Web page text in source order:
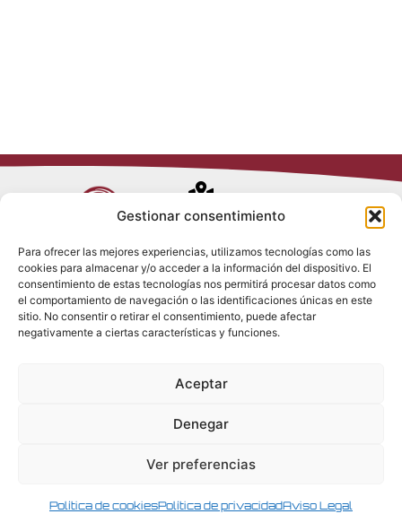
Gestionar consentimiento
Para ofrecer las mejores experiencias, utilizamos tecnologías como las
cookies para almacenar y/o acceder a la información del dispositivo. El
consentimiento de estas tecnologías nos permitirá procesar datos como
el comportamiento de navegación o las identificaciones únicas en este
sitio. No consentir o retirar el consentimiento, puede afectar
negativamente a ciertas características y funciones.
Aceptar
Denegar
Ver preferencias
Política de cookiesPolítica de privacidadAviso Legal
Avenida de
28017 Madrid
(España)
(+34) 910 917
info@tenki-
Política de
Privacidad
Política de
Cookies